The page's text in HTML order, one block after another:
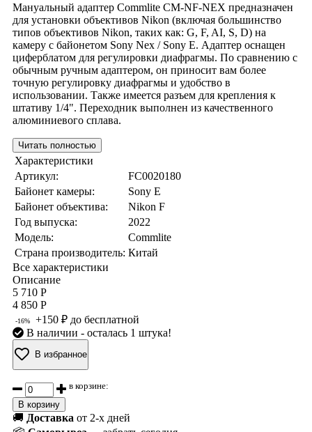
Мануальный адаптер Commlite CM-NF-NEX предназначен
для установки объективов Nikon (включая большинство
типов объективов Nikon, таких как: G, F, AI, S, D) на
камеру с байонетом Sony Nex / Sony E. Адаптер оснащен
циферблатом для регулировки диафрагмы. По сравнению с
обычным ручным адаптером, он приносит вам более
точную регулировку диафрагмы и удобство в
использовании. Также имеется разъем для крепления к
штативу 1/4". Переходник выполнен из качественного
алюминиевого сплава.
Читать полностью
Характеристики
Артикул:
FC0020180
Байонет камеры:
Sony E
Байонет объектива:
Nikon F
Год выпуска:
2022
Модель:
Commlite
Страна производитель: Китай
Все характеристики
Описание
5 710 Р
4 850 Р
-16%
+150 ₽ до бесплатной
В наличии - осталась 1 штука!
В избранное
в корзине:
В корзину
🚚 Доставка от 2-х дней